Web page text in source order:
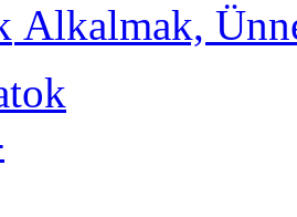
Alkalmak,